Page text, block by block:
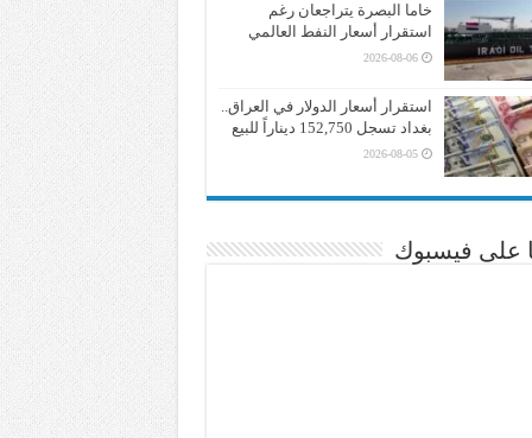
خاما البصرة يتراجعان رغم
استقرار أسعار النفط العالمي
2026-08-06
استقرار أسعار الدولار في العراق..
بغداد تسجل 152,750 ديناراً للبيع
2026-08-05
على فيسبوك